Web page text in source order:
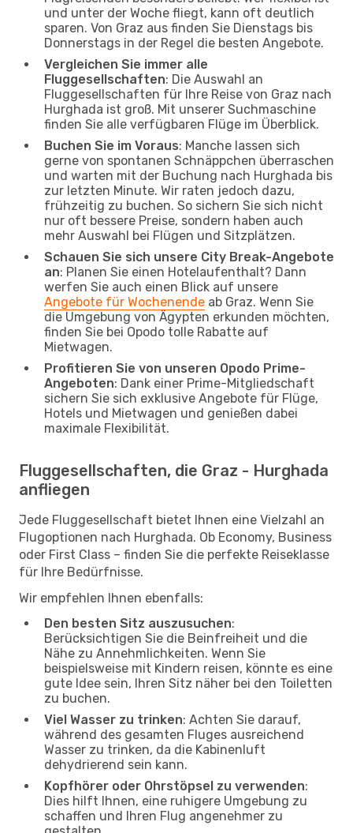
und unter der Woche fliegt, kann oft deutlich
sparen. Von Graz aus finden Sie Dienstags bis
Donnerstags in der Regel die besten Angebote.
Vergleichen Sie immer alle
Fluggesellschaften: Die Auswahl an
Fluggesellschaften für Ihre Reise von Graz nach
Hurghada ist groß. Mit unserer Suchmaschine
finden Sie alle verfügbaren Flüge im Überblick.
Buchen Sie im Voraus: Manche lassen sich
gerne von spontanen Schnäppchen überraschen
und warten mit der Buchung nach Hurghada bis
zur letzten Minute. Wir raten jedoch dazu,
frühzeitig zu buchen. So sichern Sie sich nicht
nur oft bessere Preise, sondern haben auch
mehr Auswahl bei Flügen und Sitzplätzen.
Schauen Sie sich unsere City Break-Angebote
an: Planen Sie einen Hotelaufenthalt? Dann
werfen Sie auch einen Blick auf unsere
Angebote für Wochenende ab Graz. Wenn Sie
die Umgebung von Ägypten erkunden möchten,
finden Sie bei Opodo tolle Rabatte auf
Mietwagen.
Profitieren Sie von unseren Opodo Prime-
Angeboten: Dank einer Prime-Mitgliedschaft
sichern Sie sich exklusive Angebote für Flüge,
Hotels und Mietwagen und genießen dabei
maximale Flexibilität.
Fluggesellschaften, die Graz - Hurghada
anfliegen
Jede Fluggesellschaft bietet Ihnen eine Vielzahl an
Flugoptionen nach Hurghada. Ob Economy, Business
oder First Class – finden Sie die perfekte Reiseklasse
für Ihre Bedürfnisse.
Wir empfehlen Ihnen ebenfalls:
Den besten Sitz auszusuchen:
Berücksichtigen Sie die Beinfreiheit und die
Nähe zu Annehmlichkeiten. Wenn Sie
beispielsweise mit Kindern reisen, könnte es eine
gute Idee sein, Ihren Sitz näher bei den Toiletten
zu buchen.
Viel Wasser zu trinken: Achten Sie darauf,
während des gesamten Fluges ausreichend
Wasser zu trinken, da die Kabinenluft
dehydrierend sein kann.
Kopfhörer oder Ohrstöpsel zu verwenden:
Dies hilft Ihnen, eine ruhigere Umgebung zu
schaffen und Ihren Flug angenehmer zu